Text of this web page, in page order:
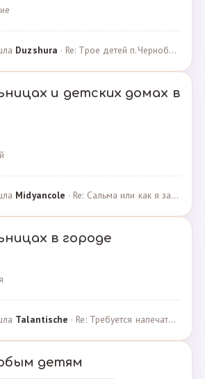
Duzshura · Re: Трое детей п.Черноборский Чесменский район. · 27.06.2024
и детских домах в
Midyancole · Re: Сальма или как я захотела помочь взросым сиротам · 16.12.2019
в городе
Talantische · Re: Требуется напечатать бейджики · 09.02.2024
детям